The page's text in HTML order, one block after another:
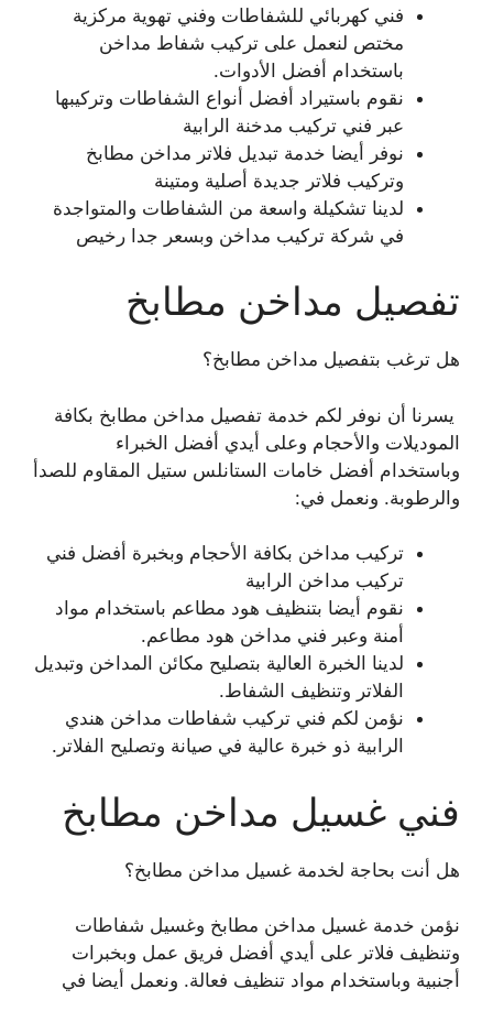
فني كهربائي للشفاطات وفني تهوية مركزية
مختص لنعمل على تركيب شفاط مداخن
باستخدام أفضل الأدوات.
نقوم باستيراد أفضل أنواع الشفاطات وتركيبها
عبر فني تركيب مدخنة الرابية
نوفر أيضا خدمة تبديل فلاتر مداخن مطابخ
وتركيب فلاتر جديدة أصلية ومتينة
لدينا تشكيلة واسعة من الشفاطات والمتواجدة
في شركة تركيب مداخن وبسعر جدا رخيص
تفصيل مداخن مطابخ
هل ترغب بتفصيل مداخن مطابخ؟
يسرنا أن نوفر لكم خدمة تفصيل مداخن مطابخ بكافة
الموديلات والأحجام وعلى أيدي أفضل الخبراء
وباستخدام أفضل خامات الستانلس ستيل المقاوم للصدأ
والرطوبة. ونعمل في:
تركيب مداخن بكافة الأحجام وبخبرة أفضل فني
تركيب مداخن الرابية
نقوم أيضا بتنظيف هود مطاعم باستخدام مواد
أمنة وعبر فني مداخن هود مطاعم.
لدينا الخبرة العالية بتصليح مكائن المداخن وتبديل
الفلاتر وتنظيف الشفاط.
نؤمن لكم فني تركيب شفاطات مداخن هندي
الرابية ذو خبرة عالية في صيانة وتصليح الفلاتر.
فني غسيل مداخن مطابخ
هل أنت بحاجة لخدمة غسيل مداخن مطابخ؟
نؤمن خدمة غسيل مداخن مطابخ وغسيل شفاطات
وتنظيف فلاتر على أيدي أفضل فريق عمل وبخبرات
أجنبية وباستخدام مواد تنظيف فعالة. ونعمل أيضا في